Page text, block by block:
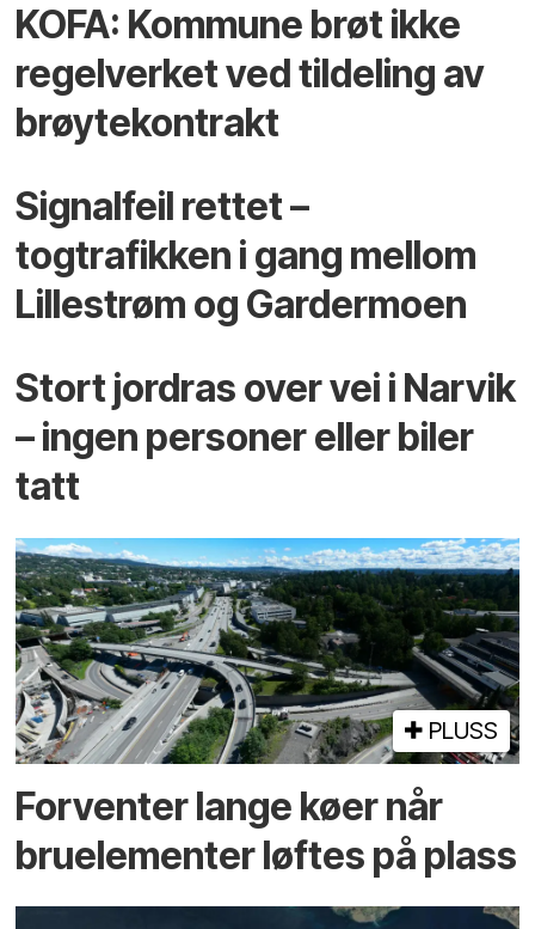
KOFA: Kommune brøt ikke
regelverket ved tildeling av
brøytekontrakt
Signalfeil rettet –
togtrafikken i gang mellom
Lillestrøm og Gardermoen
Stort jordras over vei i Narvik
– ingen personer eller biler
tatt
PLUSS
Forventer lange køer når
bru­elementer løftes på plass